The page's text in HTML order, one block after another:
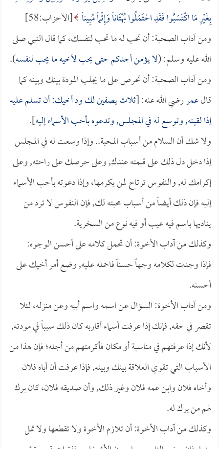
بِغَيْرِ مَا اكْتَسَبُوا فَقَدِ احْتَمَلُوا بُهْتَاناً وَإِثْماً مُبِيناً [الأحزاب:58]
ومن آداب الصحبة: أن تحب له ما تحب لنفسك، كما قال النبي صلى
الله عليه وسلم: (لا يؤمن أحدكم حتى يحب لأخيه ما يحب لنفسه).
ومن آداب الصحبة: أن تحرص على ما يجلب المودة بينك وبينه كما
قالعمررضي الله عنه: [ثلاث يصفين لك ود أخيك: أن تسلم عليه
إذا لقيته, وتوسع له في المجلس, وتدعوه بأحب الأسماء إليه].
ولا شك أن السلام من أسباب المحبة.. وإذا وسعت له في المجلس
إذا دخل دل ذلك على قيمته عندك, وعلى حرصك على راحته, وعلى
إكرامك له, والنفوس ترتاح لمن يكرمها، وإذا دعوته بأحب الأسماء
إليه فإن ذلك أيضاً من أسباب محبته لك, فإن النفوس لا ترد من
يناديها باسم فيه عيب أو فيه نوع من السخرية.
وكذلك من آداب الأخوة: أن تحمل كلامه على أحسن الوجوه:
فإذا وجدت لكلامه وجهاً حسناً فاحمله عليه, وضع أمر أخيك على
أحسنه.
ومن آداب الأخوة: السؤال عن اسمه واسم أبيه وعن منزله، لئلا
تقصر في حقه, فإنك إذا عرفت أسماء أقاربه كان ذلك سبباً في مودته,
لأنك إذا عرفتهم في مناسبة أو مكان فأكرمتهم من أجله؛ فإن هذا من
الأسباب التي تقوي العلاقة بينك وبينه, فإذا عرفت أن أباه فلان
وأخاه فلان وابن عمه فلان وغير ذلك, وأن صديقه فلان، كان برك
لهم من برك له.
وكذلك من آداب الأخوة: أن تلازم الأخوة ولا تقطعها ولا تمل